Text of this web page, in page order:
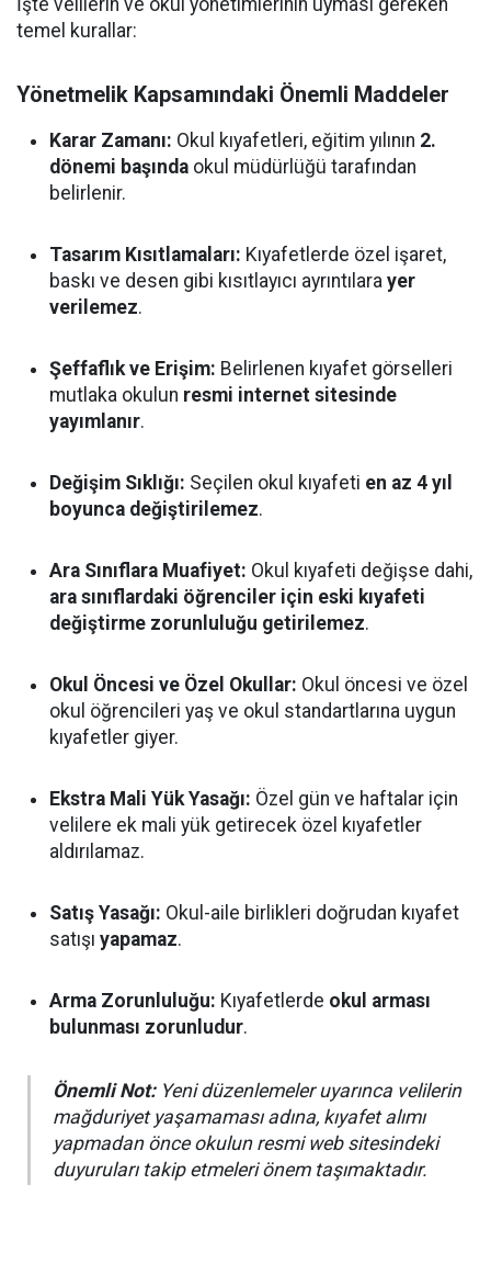
İşte velilerin ve okul yönetimlerinin uyması gereken
temel kurallar:
Yönetmelik Kapsamındaki Önemli Maddeler
Karar Zamanı: Okul kıyafetleri, eğitim yılının 2.
dönemi başında okul müdürlüğü tarafından
belirlenir.
Tasarım Kısıtlamaları: Kıyafetlerde özel işaret,
baskı ve desen gibi kısıtlayıcı ayrıntılara yer
verilemez.
Şeffaflık ve Erişim: Belirlenen kıyafet görselleri
mutlaka okulun resmi internet sitesinde
yayımlanır.
Değişim Sıklığı: Seçilen okul kıyafeti en az 4 yıl
boyunca değiştirilemez.
Ara Sınıflara Muafiyet: Okul kıyafeti değişse dahi,
ara sınıflardaki öğrenciler için eski kıyafeti
değiştirme zorunluluğu getirilemez.
Okul Öncesi ve Özel Okullar: Okul öncesi ve özel
okul öğrencileri yaş ve okul standartlarına uygun
kıyafetler giyer.
Ekstra Mali Yük Yasağı: Özel gün ve haftalar için
velilere ek mali yük getirecek özel kıyafetler
aldırılamaz.
Satış Yasağı: Okul-aile birlikleri doğrudan kıyafet
satışı yapamaz.
Arma Zorunluluğu: Kıyafetlerde okul arması
bulunması zorunludur.
Önemli Not:Yeni düzenlemeler uyarınca velilerin
mağduriyet yaşamaması adına, kıyafet alımı
yapmadan önce okulun resmi web sitesindeki
duyuruları takip etmeleri önem taşımaktadır.